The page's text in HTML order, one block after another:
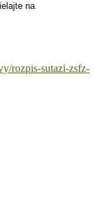
na
rozpis-sutazi-zsfz-